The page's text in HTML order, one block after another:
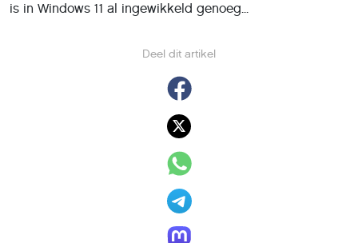
Deel dit artikel
is in Windows 11 al ingewikkeld genoeg...